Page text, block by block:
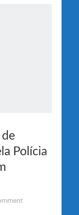
Polícia